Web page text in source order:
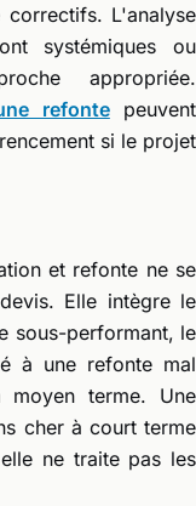
L'analyse
systémiques ou
appropriée.
refontepeuvent
si le projet
et refonte ne se
Elle intègre le
sous-performant, le
à une refonte mal
terme. Une
cher à court terme
ne traite pas les